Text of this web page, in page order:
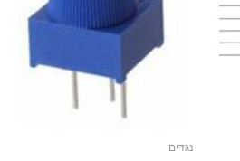
נגדים